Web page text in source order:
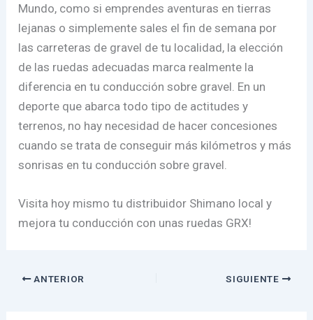
Mundo, como si emprendes aventuras en tierras
lejanas o simplemente sales el fin de semana por
las carreteras de gravel de tu localidad, la elección
de las ruedas adecuadas marca realmente la
diferencia en tu conducción sobre gravel. En un
deporte que abarca todo tipo de actitudes y
terrenos, no hay necesidad de hacer concesiones
cuando se trata de conseguir más kilómetros y más
sonrisas en tu conducción sobre gravel.
Visita hoy mismo tu distribuidor Shimano local y
mejora tu conducción con unas ruedas GRX!
ANTERIOR SIGUIENTE